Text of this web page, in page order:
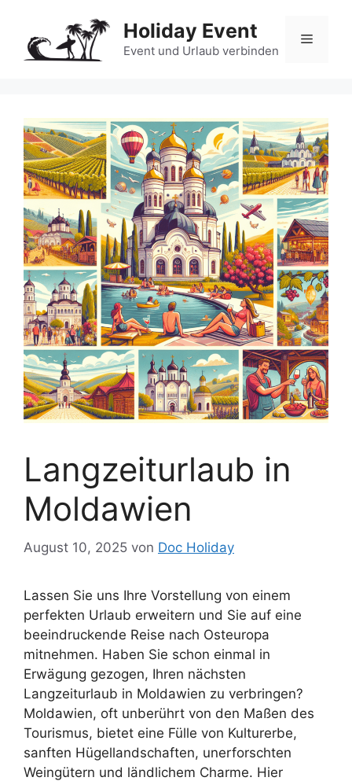
springen
Holiday Event
Event und Urlaub verbinden
Menü
Langzeiturlaub in
Moldawien
August 10, 2025 von Doc Holiday
Lassen Sie uns Ihre Vorstellung von einem
perfekten Urlaub erweitern und Sie auf eine
beeindruckende Reise nach Osteuropa
mitnehmen. Haben Sie schon einmal in
Erwägung gezogen, Ihren nächsten
Langzeiturlaub in Moldawien zu verbringen?
Moldawien, oft unberührt von den Maßen des
Tourismus, bietet eine Fülle von Kulturerbe,
sanften Hügellandschaften, unerforschten
Weingütern und ländlichem Charme. Hier